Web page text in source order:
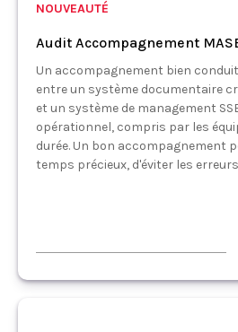
NOUVEAUTÉ
Audit Accompagnement
Un accompagnement bien
entre un système documentaire
et un système de management
opérationnel, compris par les
durée. Un bon accompagnement
temps précieux, d'éviter les